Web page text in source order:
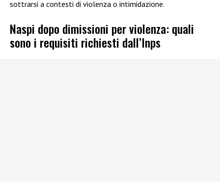
sottrarsi a contesti di violenza o intimidazione.
Naspi dopo dimissioni per violenza: quali
sono i requisiti richiesti dall’Inps